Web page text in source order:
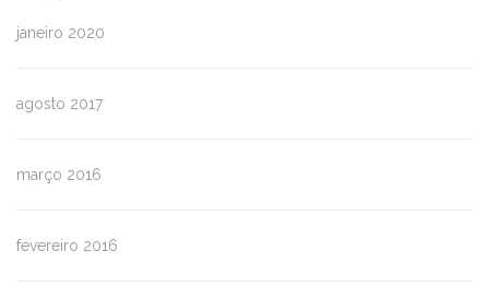
janeiro 2020
agosto 2017
março 2016
fevereiro 2016